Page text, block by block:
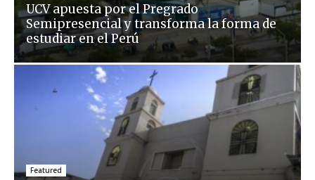
UCV apuesta por el Pregrado
Semipresencial y transforma la forma de
estudiar en el Perú
Featured